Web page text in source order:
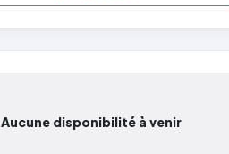
Aucune disponibilité à venir